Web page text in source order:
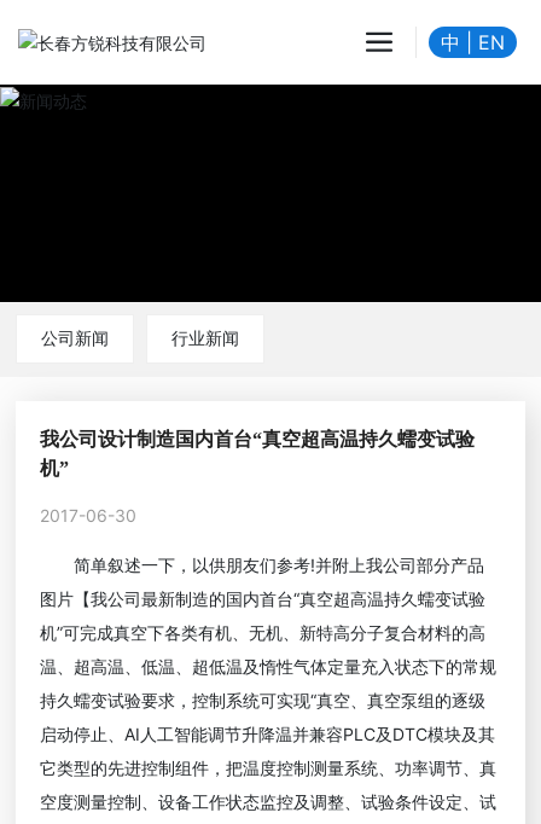
中 EN
公司新闻 行业新闻
我公司设计制造国内首台“真空超高温持久蠕变试验
机”
2017-06-30
简单叙述一下，以供朋友们参考!并附上我公司部分产品
图片【我公司最新制造的国内首台“真空超高温持久蠕变试验
机”可完成真空下各类有机、无机、新特高分子复合材料的高
温、超高温、低温、超低温及惰性气体定量充入状态下的常规
持久蠕变试验要求，控制系统可实现“真空、真空泵组的逐级
启动停止、AI人工智能调节升降温并兼容PLC及DTC模块及其
它类型的先进控制组件，把温度控制测量系统、功率调节、真
空度测量控制、设备工作状态监控及调整、试验条件设定、试